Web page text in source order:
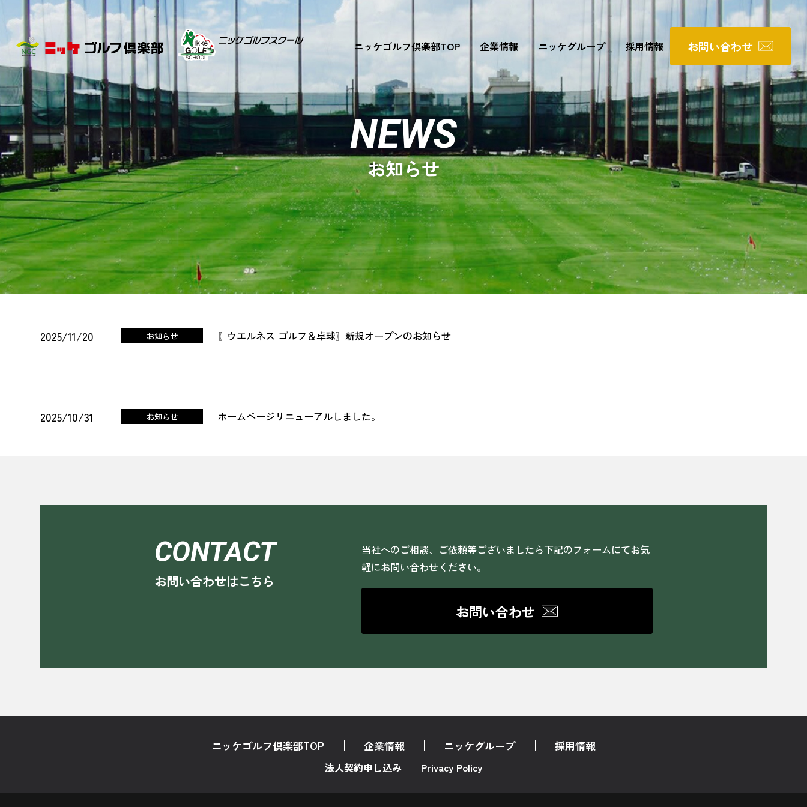
ニッケゴルフ倶楽部TOP 企業情報 ニッケグループ 採用情報 お問い合わせ
NEWS
お知らせ
2025/11/20 お知らせ 〖ウエルネス ゴルフ＆卓球〗新規オープンのお知らせ
2025/10/31 お知らせ ホームページリニューアルしました。
CONTACT
お問い合わせはこちら
当社へのご相談、ご依頼等ございましたら下記のフォームにてお気
軽にお問い合わせください。
お問い合わせ
ニッケゴルフ倶楽部TOP 企業情報 ニッケグループ 採用情報
法人契約申し込み Privacy Policy